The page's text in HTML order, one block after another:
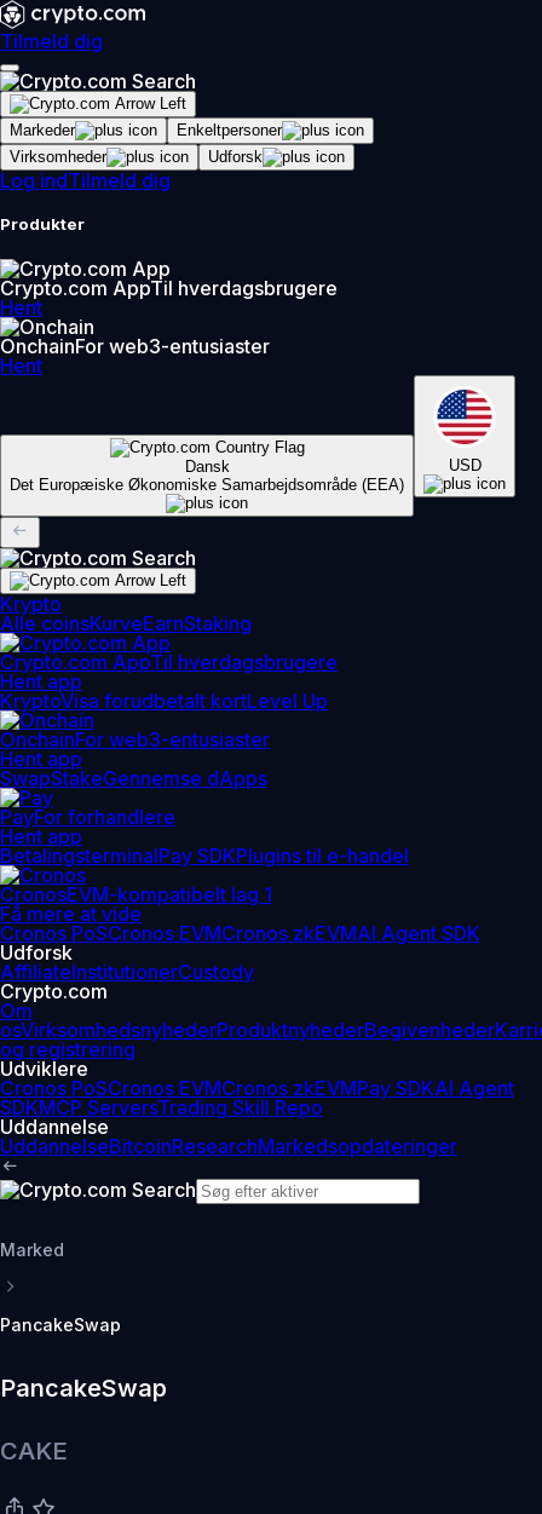
Tilmeld dig
Markeder
Enkeltpersoner
Virksomheder
Udforsk
Log indTilmeld dig
Produkter
Crypto.com AppTil hverdagsbrugere
Hent
OnchainFor web3-entusiaster
Hent
Dansk
Det Europæiske Økonomiske Samarbejdsområde (EEA)
USD
Krypto
Alle coinsKurveEarnStaking
Crypto.com AppTil hverdagsbrugere
Hent app
KryptoVisa forudbetalt kortLevel Up
OnchainFor web3-entusiaster
Hent app
SwapStakeGennemse dApps
PayFor forhandlere
Hent app
BetalingsterminalPay SDKPlugins til e-handel
CronosEVM-kompatibelt lag 1
Få mere at vide
Cronos PoSCronos EVMCronos zkEVMAI Agent SDK
Udforsk
AffiliateInstitutionerCustody
Crypto.com
Om
osVirksomhedsnyhederProduktnyhederBegivenheder
og registrering
Udviklere
Cronos PoSCronos EVMCronos zkEVMPay SDKAI Agent
SDKMCP ServersTrading Skill Repo
Uddannelse
UddannelseBitcoinResearchMarkedsopdateringer
Marked
PancakeSwap
PancakeSwap
CAKE